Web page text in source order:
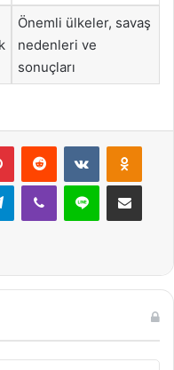
Önemli ülkeler, savaş
nedenleri ve
sonuçları
PinterestReddit VKontakte
TelegramViber Line E-Posta ile